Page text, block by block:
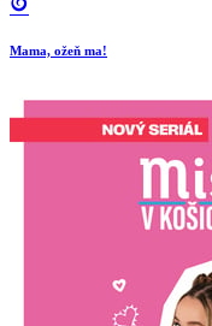
Mama, ožeň ma!